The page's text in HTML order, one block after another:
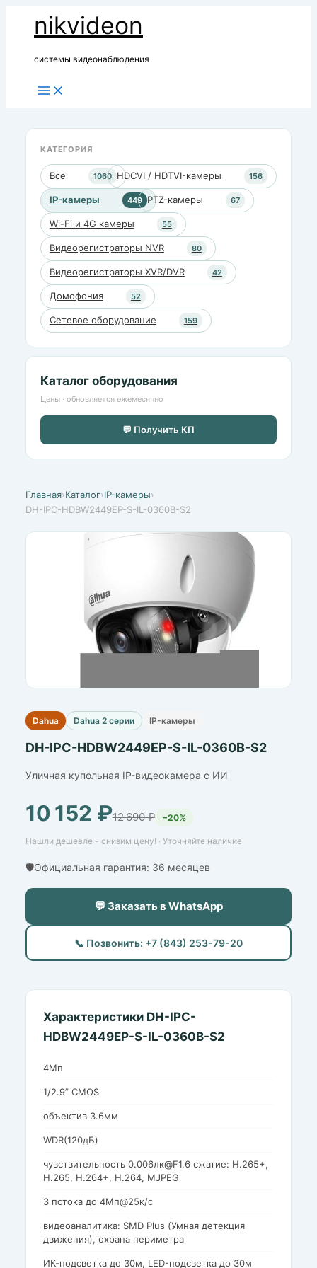
nikvideon
системы видеонаблюдения
КАТЕГОРИЯ
Все 1060 HDCVI / HDTVI-камеры 156
IP-камеры 449 PTZ-камеры 67
Wi-Fi и 4G камеры 55
Видеорегистраторы NVR 80
Видеорегистраторы XVR/DVR 42
Домофония 52
Сетевое оборудование 159
Каталог оборудования
Цены · обновляется ежемесячно
💬 Получить КП
Главная›Каталог›IP-камеры›
DH-IPC-HDBW2449EP-S-IL-0360B-S2
Dahua Dahua 2 серии IP-камеры
DH-IPC-HDBW2449EP-S-IL-0360B-S2
Уличная купольная IP-видеокамера с ИИ
10 152 ₽12 690 ₽ −20%
Нашли дешевле - снизим цену! · Уточняйте наличие
🛡️Официальная гарантия: 36 месяцев
💬 Заказать в WhatsApp
📞 Позвонить: +7 (843) 253-79-20
Характеристики DH-IPC-
HDBW2449EP-S-IL-0360B-S2
4Мп
1/2.9” CMOS
объектив 3.6мм
WDR(120дБ)
чувствительность 0.006лк@F1.6 сжатие: H.265+,
H.265, H.264+, H.264, MJPEG
3 потока до 4Мп@25к/с
видеоаналитика: SMD Plus (Умная детекция
движения), охрана периметра
ИК-подсветка до 30м, LED-подсветка до 30м